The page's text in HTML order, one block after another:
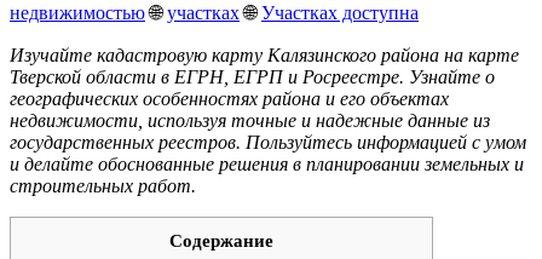
недвижимостью🌐участках🌐Участках доступна
Изучайте кадастровую карту Калязинского района на карте
Тверской области в ЕГРН, ЕГРП и Росреестре. Узнайте о
географических особенностях района и его объектах
недвижимости, используя точные и надежные данные из
государственных реестров. Пользуйтесь информацией с умом
и делайте обоснованные решения в планировании земельных и
строительных работ.
Содержание